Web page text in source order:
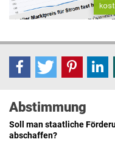
Abstimmung
Soll man staatliche
abschaffen?